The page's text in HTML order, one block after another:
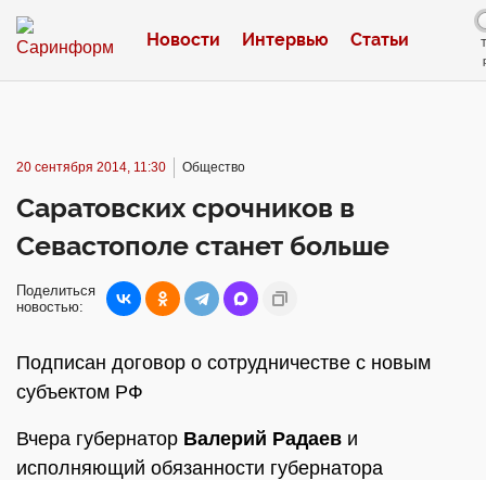
Новости Интервью Статьи
20 сентября 2014, 11:30 Общество
Саратовских срочников в
Севастополе станет больше
Поделиться
новостью:
Подписан договор о сотрудничестве с новым
субъектом РФ
Вчера губернатор Валерий Радаев и
исполняющий обязанности губернатора